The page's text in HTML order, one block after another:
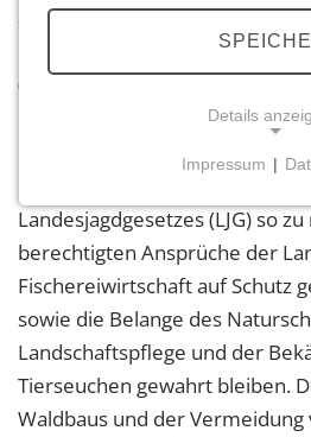
am1. Januar 2011in Kraft; sie
Landesjagdverordnung (LJVO)
(in Kraft getreten am 1. März
den Paragrafen 8 bis 11, näher
Landesjagdgesetzes (LJG) so
berechtigten Ansprüche der
Fischereiwirtschaft auf Schutz
sowie die Belange des
Landschaftspflege und der
Tierseuchen gewahrt bleiben.
Waldbaus und der Vermeidung
Details
Notwendige Cookies
Funktionen und sind für die
der Website erforderlich.
Einverständnis-Cookie
Name:
cookie_consent
Impressum |